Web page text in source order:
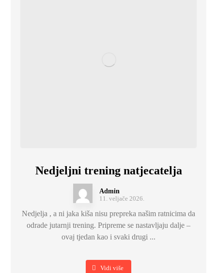
Nedjeljni trening natjecatelja
Admin
11. veljače 2026.
Nedjelja , a ni jaka kiša nisu prepreka našim ratnicima da
odrade jutarnji trening. Pripreme se nastavljaju dalje –
ovaj tjedan kao i svaki drugi ...
Vidi više